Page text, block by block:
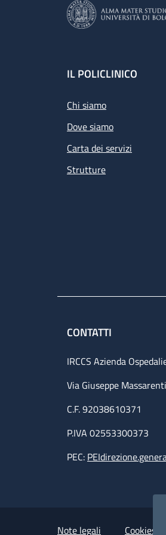
Footer
IL POLICLINICO
Chi siamo
Dove siamo
Carta dei servizi
Strutture
CONTATTI
IRCCS Azienda
Via Giuseppe
C.F. 92038610371
P.IVA 02553300373
PEC:
Small
Useful links
Note legali Cookies